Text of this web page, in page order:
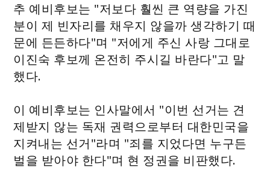
추 예비후보는 "저보다 훨씬 큰 역량을 가진
분이 제 빈자리를 채우지 않을까 생각하기 때
문에 든든하다"며 "저에게 주신 사랑 그대로
이진숙 후보께 온전히 주시길 바란다"고 말
했다.
이 예비후보는 인사말에서 "이번 선거는 견
제받지 않는 독재 권력으로부터 대한민국을
지켜내는 선거"라며 "죄를 지었다면 누구든
벌을 받아야 한다"며 현 정권을 비판했다.